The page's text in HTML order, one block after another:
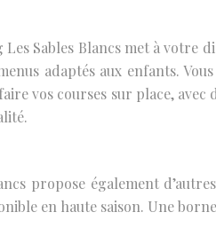
Sables Blancs met à votre
adaptés aux enfants.
vos courses sur place,
propose également
en haute saison. Une